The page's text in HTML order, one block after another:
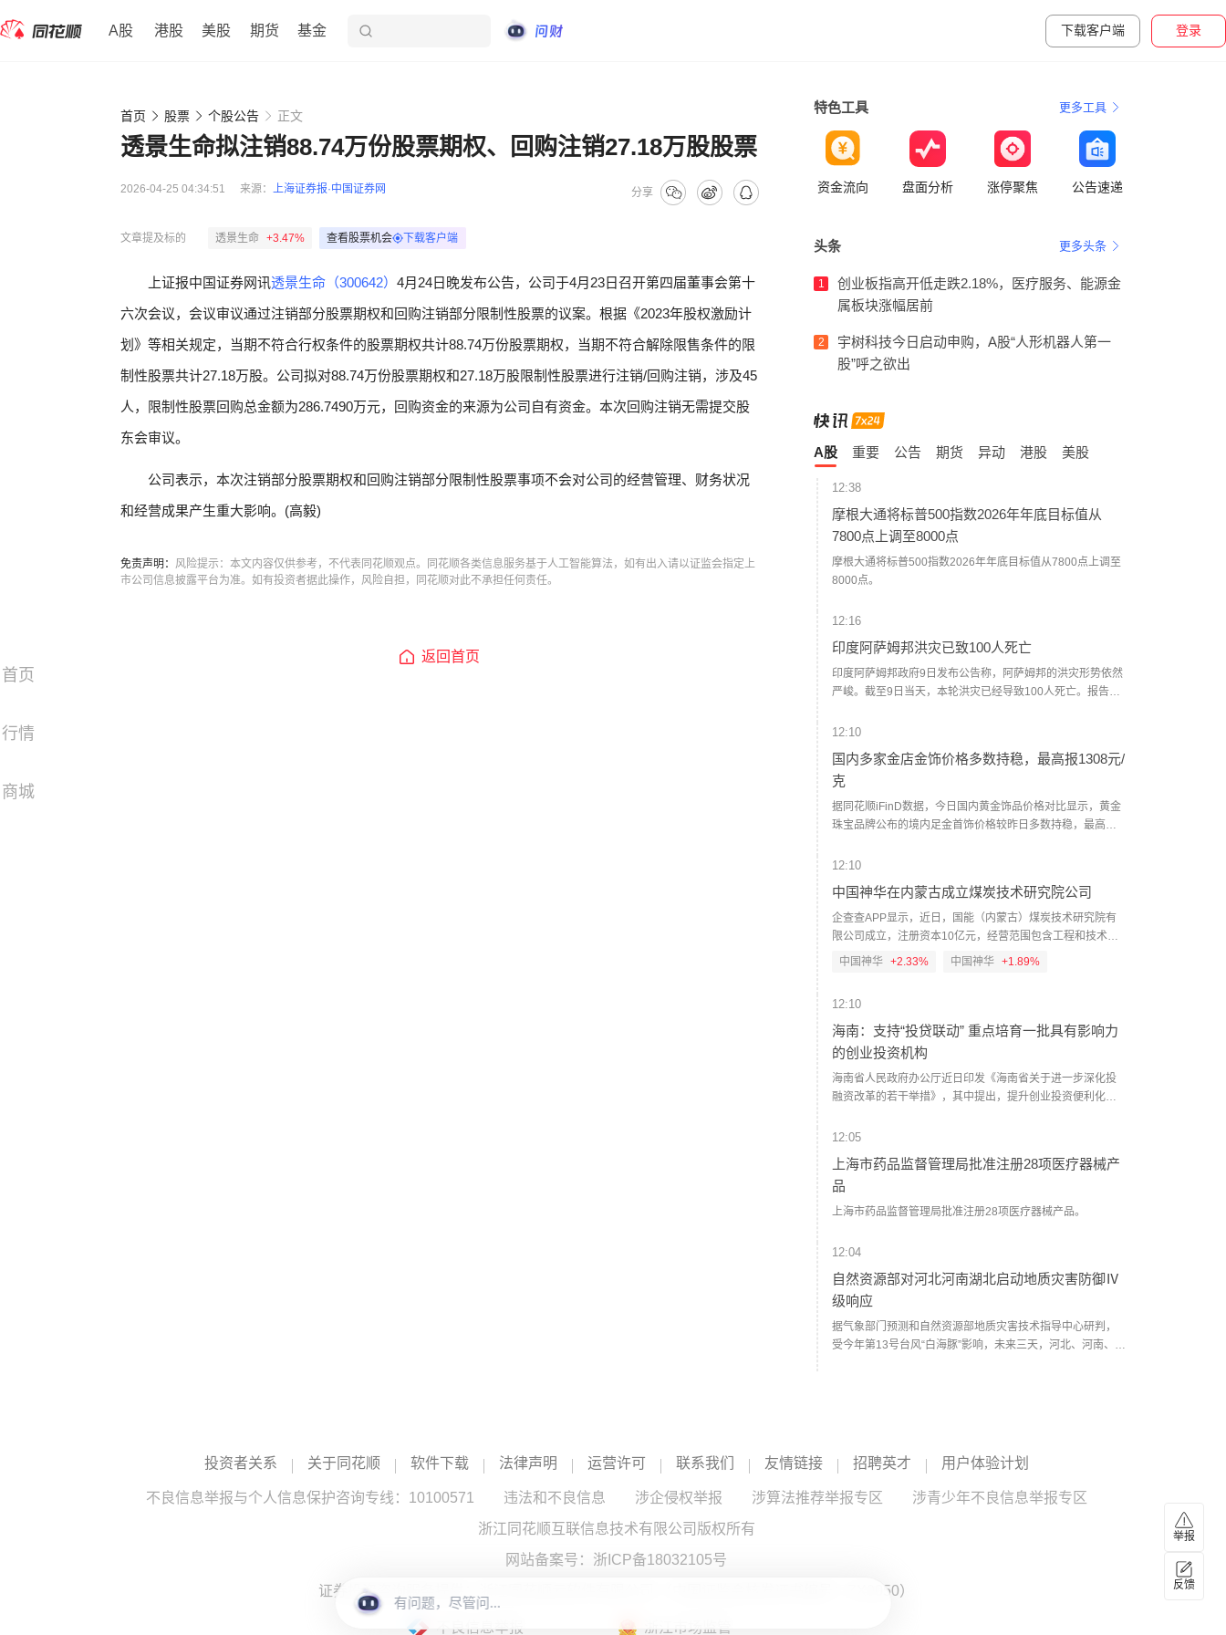
A股 港股 美股 期货 基金 下载客户端 登录
首页
行情
商城
首页 股票 个股公告 正文
透景生命拟注销88.74万份股票期权、回购注销27.18万股股票
2026-04-25 04:34:51 来源： 上海证券报·中国证券网 分享
文章提及标的 透景生命 +3.47% 查看股票机会 下载客户端
上证报中国证券网讯透景生命（300642） 4月24日晚发布公告，公司于4月23日召开第四届董事会第十
六次会议，会议审议通过注销部分股票期权和回购注销部分限制性股票的议案。根据《2023年股权激励计
划》等相关规定，当期不符合行权条件的股票期权共计88.74万份股票期权，当期不符合解除限售条件的限
制性股票共计27.18万股。公司拟对88.74万份股票期权和27.18万股限制性股票进行注销/回购注销，涉及45
人，限制性股票回购总金额为286.7490万元，回购资金的来源为公司自有资金。本次回购注销无需提交股
东会审议。
公司表示，本次注销部分股票期权和回购注销部分限制性股票事项不会对公司的经营管理、财务状况
和经营成果产生重大影响。(高毅)
免责声明： 风险提示：本文内容仅供参考，不代表同花顺观点。同花顺各类信息服务基于人工智能算法，如有出入请以证监会指定上
市公司信息披露平台为准。如有投资者据此操作，风险自担，同花顺对此不承担任何责任。
返回首页
特色工具 更多工具
资金流向 盘面分析 涨停聚焦 公告速递
头条 更多头条
1
创业板指高开低走跌2.18%，医疗服务、能源金
属板块涨幅居前
2
宇树科技今日启动申购，A股“人形机器人第一
股”呼之欲出
A股 重要 公告 期货 异动 港股 美股
12:38
摩根大通将标普500指数2026年年底目标值从
7800点上调至8000点
摩根大通将标普500指数2026年年底目标值从7800点上调至
8000点。
12:16
印度阿萨姆邦洪灾已致100人死亡
印度阿萨姆邦政府9日发布公告称，阿萨姆邦的洪灾形势依然
严峻。截至9日当天，本轮洪灾已经导致100人死亡。报告
称，受洪水影响，456个村庄被淹，11933公顷农田遭到破
设施。目前有近5万名受灾民众在避难所生活。（央视新闻）
12:10
国内多家金店金饰价格多数持稳，最高报1308元/
克
据同花顺iFinD数据，今日国内黄金饰品价格对比显示，黄金
珠宝品牌公布的境内足金首饰价格较昨日多数持稳，最高报
12:10
中国神华在内蒙古成立煤炭技术研究院公司
企查查APP显示，近日，国能（内蒙古）煤炭技术研究院有
限公司成立，注册资本10亿元，经营范围包含工程和技术研
究和试验发展；规划设计管理；碳减排、碳转化、碳捕捉、
中国神华 +2.33% 中国神华 +1.89%
12:10
海南：支持“投贷联动” 重点培育一批具有影响力
的创业投资机构
海南省人民政府办公厅近日印发《海南省关于进一步深化投
融资改革的若干举措》，其中提出，提升创业投资便利化。
鼓励银行机构加强与创业投资机构合作，为企业提供“股权+债
投资，依法依规享受相关税收优惠政策，吸引境内外知名创
业投资机构落户。（人民财讯）
12:05
上海市药品监督管理局批准注册28项医疗器械产
品
上海市药品监督管理局批准注册28项医疗器械产品。
12:04
自然资源部对河北河南湖北启动地质灾害防御Ⅳ
级响应
据气象部门预测和自然资源部地质灾害技术指导中心研判，
受今年第13号台风“白海豚”影响，未来三天，河北、河南、湖
引发地质灾害防范应对，及时组织开展巡查排查，切实做好
监测预警、会商研判、灾情险情处置和值班值守、信息报送
等工作；中国地质调查局、自然资源部地质灾害技术指导中
港股午间收盘，恒生指数涨0.72%，恒生科技指数涨0.37%。
鹏华（159751）涨0.55%。板块方面，焦炭加工Ⅲ、焦炭加
技股份跌10.19%，珞石机器人跌9.19%，天数智芯跌
国泰君安国际 -- 深圳国际 --
企查查APP显示，近日，四川葵花医药有限公司成立，法定
投资者关系 关于同花顺 软件下载 法律声明 运营许可 联系我们 友情链接 招聘英才 用户体验计划
不良信息举报与个人信息保护咨询专线：10100571 违法和不良信息 涉企侵权举报 涉算法推荐举报专区
涉青少年不良信息举报专区
浙江同花顺互联信息技术有限公司版权所有
网站备案号： 浙ICP备18032105号
证券投资咨询服务提供：浙江同花顺云软件有限公司 （中国证监会核发证书编号：ZX0050）
不良信息举报 浙江市场监管
举报
反馈